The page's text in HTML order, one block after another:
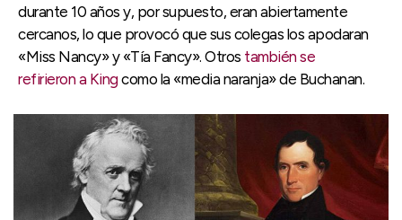
durante 10 años y, por supuesto, eran abiertamente
cercanos, lo que provocó que sus colegas los apodaran
«Miss Nancy» y «Tía Fancy». Otros también se
refirieron a Kingcomo la «media naranja» de Buchanan.